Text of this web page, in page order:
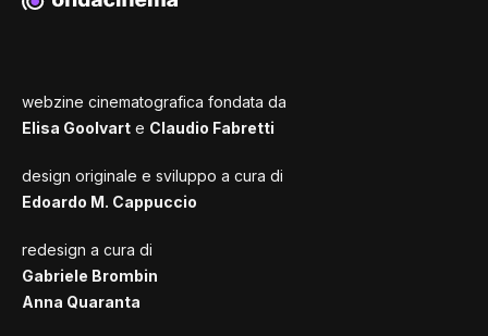
webzine cinematografica fondata da
Elisa Goolvart e Claudio Fabretti
design originale e sviluppo a cura di
Edoardo M. Cappuccio
redesign a cura di
Gabriele Brombin
Anna Quaranta